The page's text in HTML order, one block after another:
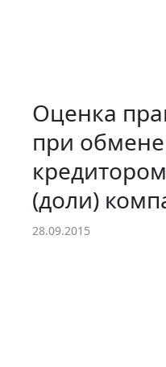
Оценка
при обмене
(доли)
28.09.2015